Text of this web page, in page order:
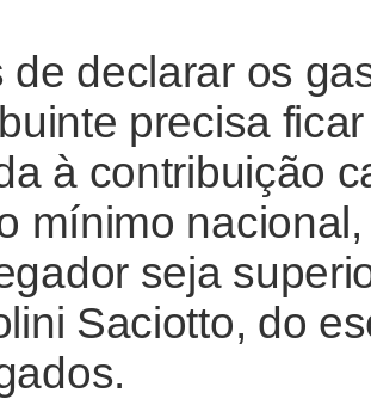
de declarar os
precisa
à contribuição
mínimo
seja
Saciotto, do